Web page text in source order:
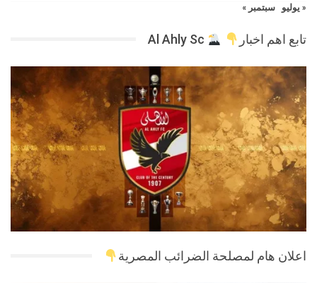
« يوليو
سبتمبر »
تابع اهم اخبار
اعلان هام لمصلحة الضرائب المصرية